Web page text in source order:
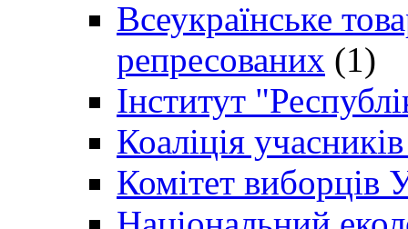
Всеукраїнське
репресованих (1)
Інститут
Коаліція
Комітет виборців